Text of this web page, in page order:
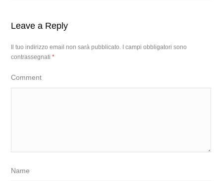
Leave a Reply
Il tuo indirizzo email non sarà pubblicato.
I campi obbligatori sono
contrassegnati*
Comment
Name